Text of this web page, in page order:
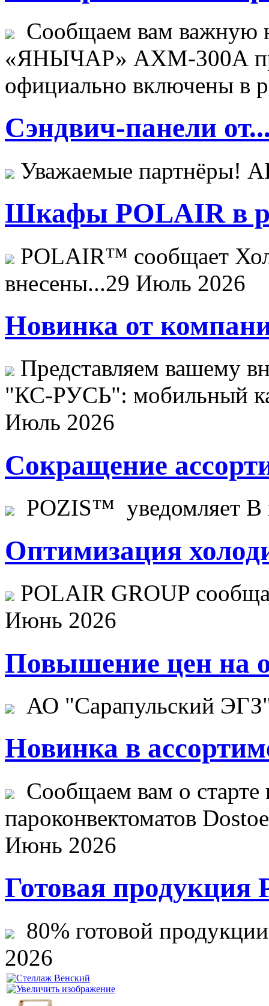
Сообщаем вам важную
«ЯНЫЧАР» АХМ-300А
официально включены в
Сэндвич-панели
Уважаемые
Шкафы POLAIR в
POLAIR™ сообщает
внесены...29 Июль 2026
Новинка от
Представляем вашему
"КС-РУСЬ": мобильный
Июль 2026
Сокращение
POZIS™ уведомляет В
Оптимизация
POLAIR GROUP
Июнь 2026
Повышение цен на
АО "Сарапульский
Новинка в
Сообщаем вам о старте
пароконвектоматов
Июнь 2026
Готовая продукция
80% готовой
2026